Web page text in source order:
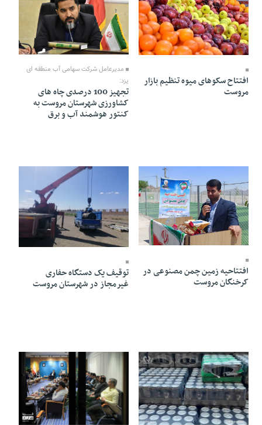
19 Tir 1403 - 10:37
افتتاح سکو‌های میوه تنظیم بازار
مروست
24 Khordad 1403 - 18:43
مدیرعامل شرکت سهامی آب منطقه ای
یزد:
تجهیز 100 درصدی چاه های
کشاورزی شهرستان مروست به
کنتور هوشمند آب و برق
17 Ordibehesht 1403 - 11:35
افتتاحیه زمین چمن مصنوعی در
کرخنگان مروست
10 Ordibehesht 1403 - 18:47
توقیف یک دستگاه حفاری
غیرمجاز در شهرستان مروست
08 Ordibehesht 1403 - 18:58
21 Farvardin 1403 - 21:50